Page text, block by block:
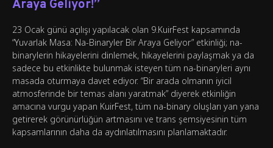
Araya Geliyor!”
23 Ocak günü açılışı yapılacak olan 9.KuirFest kapsamında
“Yuvarlak Masa: Na-Binaryler Bir Araya Geliyor” etkinliği; na-
binarylerin hikayelerini dinlemek, hikayelerini paylaşmak ya da
sadece bu etkinlikte bulunmak isteyen tüm na-binaryleri aynı
masada oturmaya davet ediyor. “Bir arada olmanın iyicil
atmosferinde bir temas alanı yaratmak” diyerek etkinliğin
amacına vurgu yapan KuirFest, tüm na-binary oluşları yan yana
getirerek görünürlüğün artmasını ve trans şemsiyesinin tüm
kapsamlarının daha da aydınlatılmasını planlamaktadır.